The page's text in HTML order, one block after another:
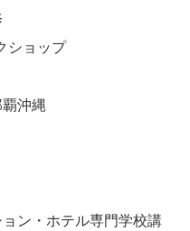
ショップ
沖縄
ン・ホテル専門学校講